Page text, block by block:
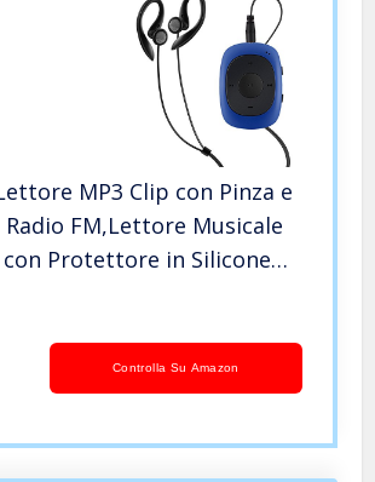
MP3 Clip con Pinza e
Radio FM,Lettore Musicale
Protettore in Silicone
Formati MP3, WMA,
sport, BluControlla Su Amazon